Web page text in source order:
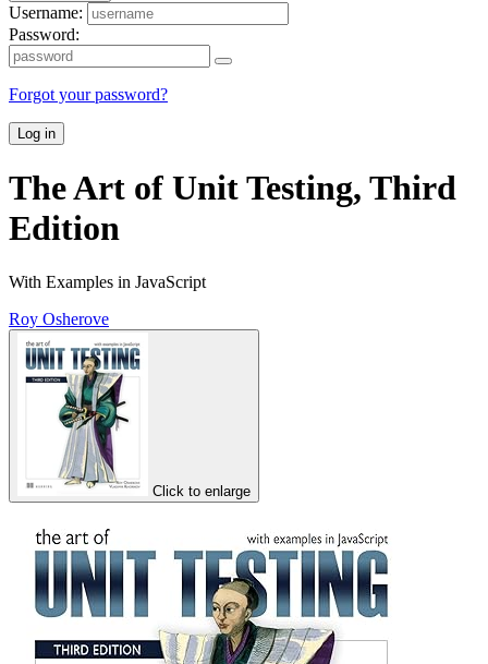
Username:
Password:
Forgot your password?
Log in
The Art of Unit Testing, Third
Edition
With Examples in JavaScript
Roy Osherove
Click to enlarge